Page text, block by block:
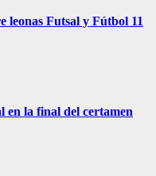
leonas Futsal y Fútbol 11
en la final del certamen